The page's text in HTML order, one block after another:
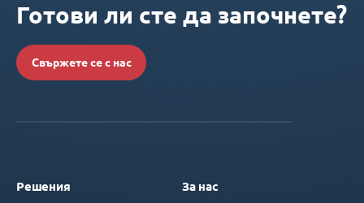
Готови ли сте да започнете?
Свържете се с нас
Решения За нас